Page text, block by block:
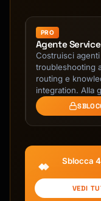
# Install
COPY
RUN pip
# Copy
COPY . .
# Non-root user
USER appuser
EXPOSE 8000
CMD
PRO
Agente
Costruisci
troubleshooting
routing e
integration. Alla
helpdesk!
Sblocca
VEDI